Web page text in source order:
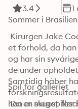
3.4
Sommer i Brasilien
Kirurgen Jake
et forhold, da han
og har sin
de under
Samtidig håber
han er meget
Spil for galleriet
Da en skuespiller